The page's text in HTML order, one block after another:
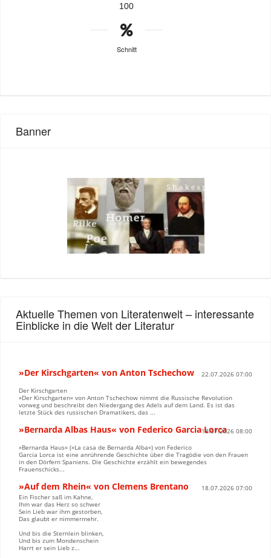
100
Schnitt
Banner
Aktuelle Themen von Literatenwelt – interessante
Einblicke in die Welt der Literatur
»Der Kirschgarten« von Anton Tschechow
22.07.2026 07:00
Der Kirschgarten
»Der Kirschgarten« von Anton Tschechow nimmt die Russische Revolution
vorweg und beschreibt den Niedergang des Adels auf dem Land. Es ist das
letzte Stück des russischen Dramatikers, das ...
»Bernarda Albas Haus« von Federico Garcia Lorca18.07.2026 08:00
»Bernarda Haus« (»La casa de Bernarda Alba«) von Federico
Garcia Lorca ist eine anrührende Geschichte über die Tragödie von den Frauen
in den Dörfern Spaniens. Die Geschichte erzählt ein bewegendes
Frauenschicks...
»Auf dem Rhein« von Clemens Brentano
18.07.2026 07:00
Ein Fischer saß im Kahne,
Ihm war das Herz so schwer
Sein Lieb war ihm gestorben,
Das glaubt er nimmermehr.
Und bis die Sternlein blinken,
Und bis zum Mondenschein
Harrt er sein Lieb z...